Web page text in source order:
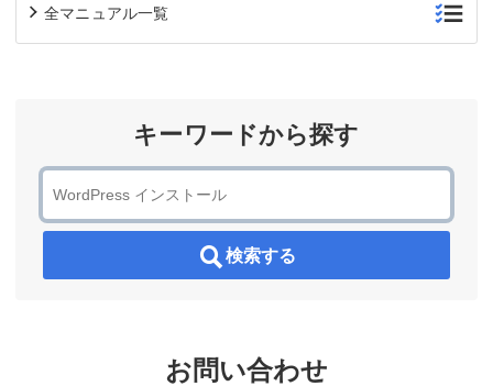
全マニュアル一覧
キーワードから探す
検索する
お問い合わせ